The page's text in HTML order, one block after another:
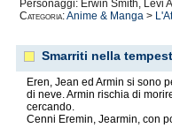
Pillola.
Incest.
Disapprovazione.
NonCon.
Personaggi: Erwin Smith, Levi
Categoria:Anime & Manga >
Smarriti nella
Eren, Jean ed Armin si sono
di neve. Armin rischia di
cercando.
Cenni Eremin, Jearmin, con